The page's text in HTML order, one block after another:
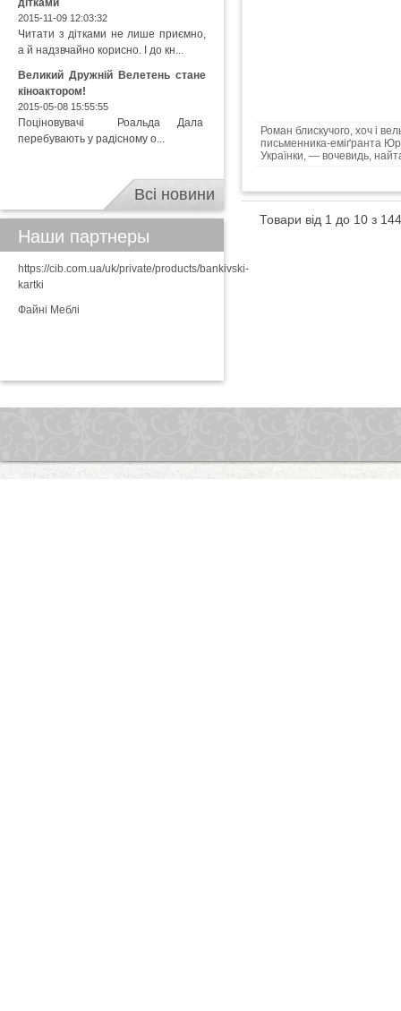
Роман блискучого, хоч і
письменника-еміґранта
Українки, — вочевидь,
Товари від 1 до 10 з 144
дітками
2015-11-09 12:03:32
Читати з дітками не лише приємно,
а й надзвчайно корисно. І до кн...
Великий Дружній Велетень стане
кіноактором!
2015-05-08 15:55:55
Поціновувачі Роальда Дала
перебувають у радісному о...
Всі новини
Наши партнеры
https://cib.com.ua/uk/private/products/bankivski-
kartki
Файні Меблі